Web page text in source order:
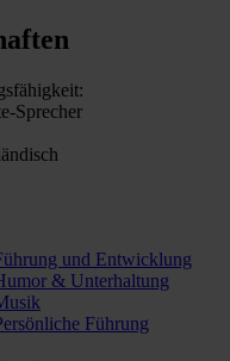
Sprecher
und Entwicklung
& Unterhaltung
Führung